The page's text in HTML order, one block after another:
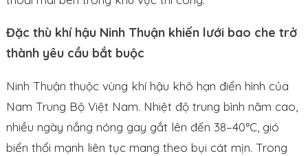
Đặc thù khí hậu Ninh Thuận khiến lưới bao che trở
thành yêu cầu bắt buộc
Ninh Thuận thuộc vùng khí hậu khô hạn điển hình của
Nam Trung Bộ Việt Nam. Nhiệt độ trung bình năm cao,
nhiều ngày nắng nóng gay gắt lên đến 38–40°C, gió
biển thổi mạnh liên tục mang theo bụi cát mịn. Trong